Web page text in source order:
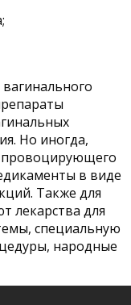
Но иногда,
провоцирующего
в виде
Также для
лекарства для
специальную
народные